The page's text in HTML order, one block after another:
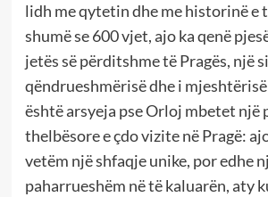
lidh me qytetin dhe me historinë e
shumë se 600 vjet, ajo ka qenë
jetës së përditshme të Pragës, një
qëndrueshmërisë dhe i
është arsyeja pse Orloj mbetet një
thelbësore e çdo vizite në Pragë:
vetëm një shfaqje unike, por edhe
paharrueshëm në të kaluarën, aty